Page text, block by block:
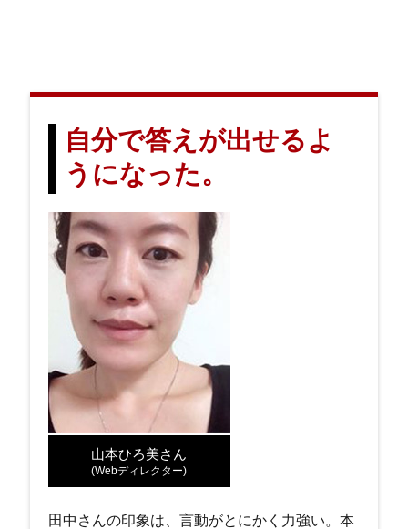
自分で答えが出せるよ
うになった。
山本ひろ美さん
(Webディレクター)
田中さんの印象は、言動がとにかく力強い。本